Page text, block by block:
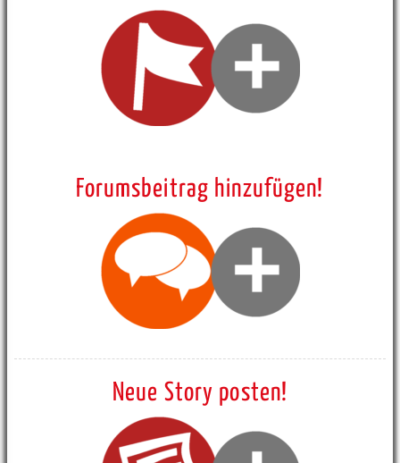
Forumsbeitrag hinzufügen!
Neue Story posten!